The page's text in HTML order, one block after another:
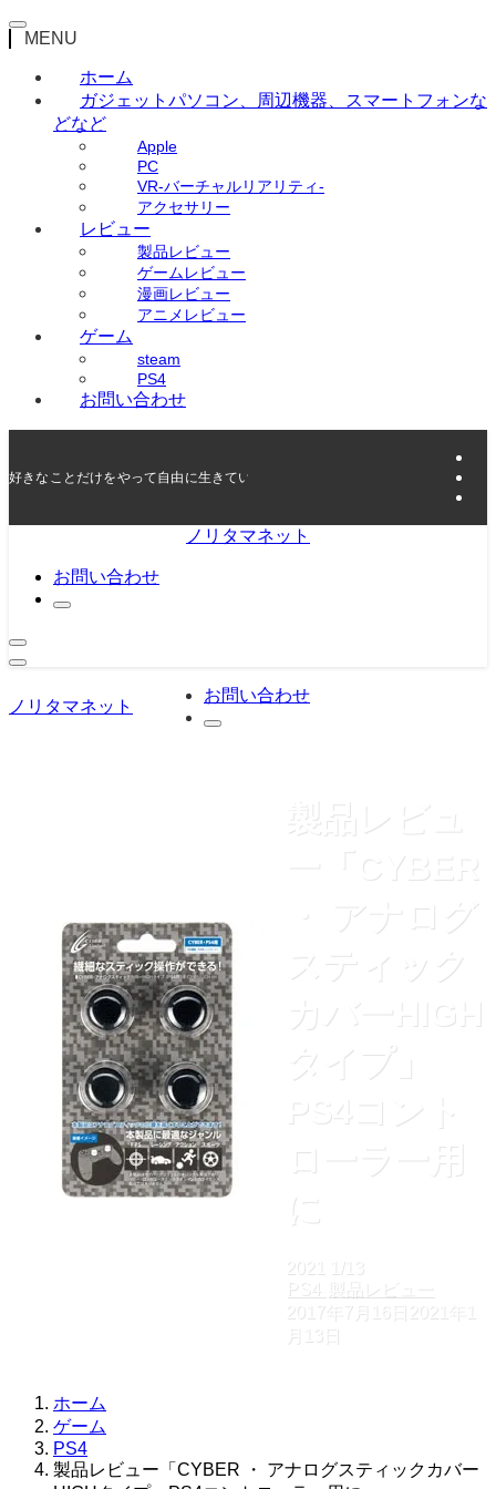
MENU
ホーム
ガジェット パソコン、周辺機器、スマートフォンな
どなど
Apple
PC
VR-バーチャルリアリティ-
アクセサリー
レビュー
製品レビュー
ゲームレビュー
漫画レビュー
アニメレビュー
ゲーム
steam
PS4
お問い合わせ
好きなことだけをやって自由に生きていく
ノリタマネット
お問い合わせ
ノリタマネット
お問い合わせ
製品レビュ
ー「CYBER
・ アナログ
スティック
カバーHIGH
タイプ」
PS4コント
ローラー用
に
2021
1/13
PS4
製品レビュー
2017年7月16日
2021年1
月13日
ホーム
ゲーム
PS4
製品レビュー「CYBER ・ アナログスティックカバー